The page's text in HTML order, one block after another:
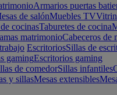
Armarios puertas
de salónMuebles TV
cocinasTaburetes de cocina
matrimonioCabeceros de
EscritoriosSillas de
gamingEscritorios gaming
de comedorSillas infantiles
y sillasMesas extensibles